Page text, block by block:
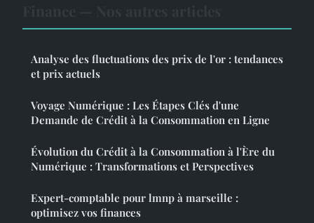
Analyse des fluctuations des prix de l'or : tendances
et prix actuels
Voyage Numérique : Les Étapes Clés d'une
Demande de Crédit à la Consommation en Ligne
Évolution du Crédit à la Consommation à l'Ère du
Numérique : Transformations et Perspectives
Expert-comptable pour lmnp à marseille :
optimisez vos finances